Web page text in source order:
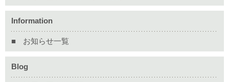
Information
お知らせ一覧
Blog